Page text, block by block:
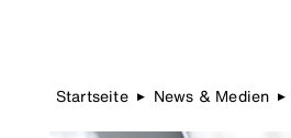
Startseite ▶ News & Medien ▶